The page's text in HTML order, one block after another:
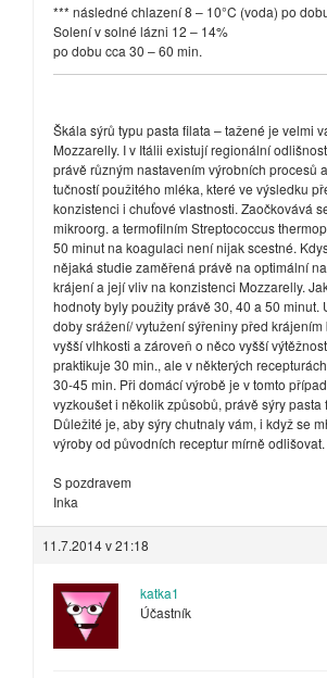
*** následné chlazení 8 – 10°C (voda) po
Solení v solné lázni 12 – 14%
po dobu cca 30 – 60 min.
Škála sýrů typu pasta filata – tažené je velmi
Mozzarelly. I v Itálii existují regionální
právě různým nastavením výrobních procesů
tučností použitého mléka, které ve výsledku
konzistenci i chuťové vlastnosti. Zaočkovává
mikroorg. a termofilním Streptococcus
50 minut na koagulaci není nijak scestné.
nějaká studie zaměřená právě na optimální
krájení a její vliv na konzistenci Mozzarelly.
hodnoty byly použity právě 30, 40 a 50 minut.
doby srážení/ vytužení sýřeniny před
vyšší vlhkosti a zároveň o něco vyšší
praktikuje 30 min., ale v některých
30-45 min. Při domácí výrobě je v tomto
vyzkoušet i několik způsobů, právě sýry pasta
Důležité je, aby sýry chutnaly vám, i když se
výroby od původních receptur mírně odlišovat.
S pozdravem
Inka
11.7.2014 v 21:18
katka1
Účastník